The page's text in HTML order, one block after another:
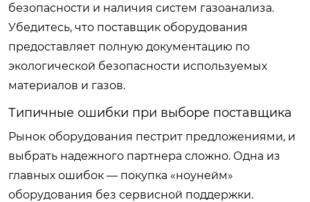
безопасности и наличия систем газоанализа.
Убедитесь, что поставщик оборудования
предоставляет полную документацию по
экологической безопасности используемых
материалов и газов.
Типичные ошибки при выборе поставщика
Рынок оборудования пестрит предложениями, и
выбрать надежного партнера сложно. Одна из
главных ошибок — покупка «ноунейм»
оборудования без сервисной поддержки.